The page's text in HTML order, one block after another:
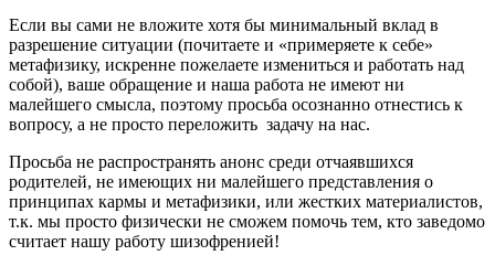
Если вы сами не вложите хотя бы минимальный вклад в
разрешение ситуации (почитаете и «примеряете к себе»
метафизику, искренне пожелаете измениться и работать над
собой), ваше обращение и наша работа не имеют ни
малейшего смысла, поэтому просьба осознанно отнестись к
вопросу, а не просто переложить задачу на нас.
Просьба не распространять анонс среди отчаявшихся
родителей, не имеющих ни малейшего представления о
принципах кармы и метафизики, или жестких материалистов,
т.к. мы просто физически не сможем помочь тем, кто заведомо
считает нашу работу шизофренией!